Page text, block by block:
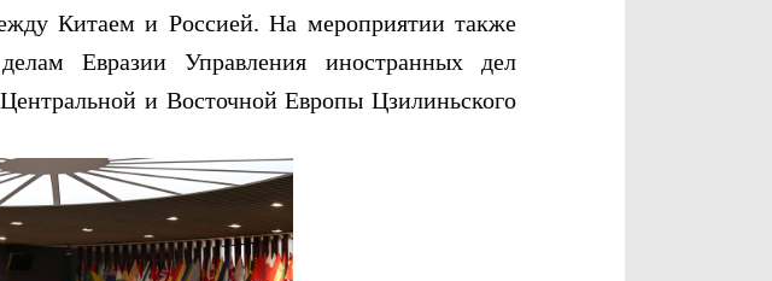
Китаем и Россией. На мероприятии также
Евразии Управления иностранных дел
и Восточной Европы Цзилиньского